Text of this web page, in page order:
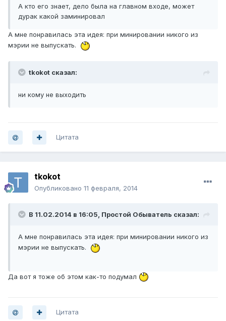
А кто его знает, дело была на главном входе, может
дурак какой заминировал
А мне понравилась эта идея: при минировании никого из
мэрии не выпускать.
tkokot сказал:
ни кому не выходить
Цитата
tkokot
Опубликовано 11 февраля, 2014
В 11.02.2014 в 16:05, Простой Обыватель сказал:
А мне понравилась эта идея: при минировании никого из
мэрии не выпускать.
Да вот я тоже об этом как-то подумал
Цитата